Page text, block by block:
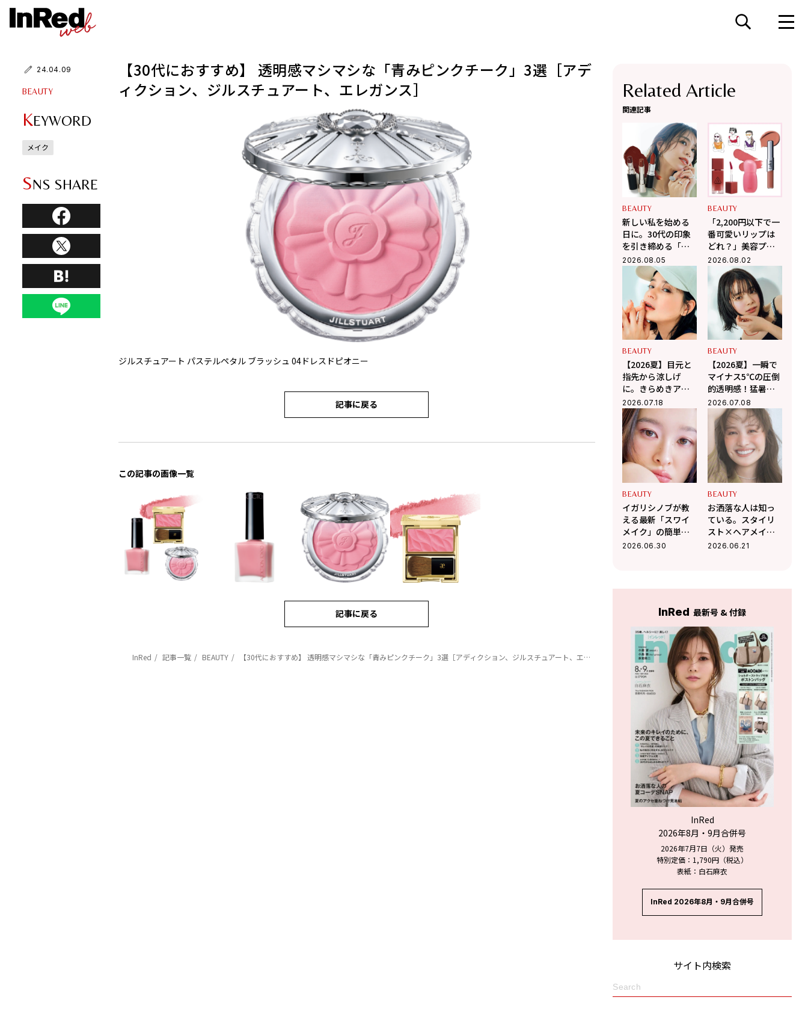
【30代におすすめ】 透明感マシマシな「青みピンクチーク」3選［アデ
ィクション、ジルスチュアート、エレガンス］
ジルスチュアート パステルペタル ブラッシュ 04ドレスドピオニー
記事に戻る
この記事の画像一覧
記事に戻る
InRed 記事一覧 BEAUTY 【30代におすすめ】 透明感マシマシな「青みピンクチーク」3選［アディクション、ジルスチュアート、エレガンス］
24.04.09
BEAUTY
KEYWORD
メイク
SNS SHARE
Related Article
関連記事
BEAUTY
新しい私を始める
日に。30代の印象
を引き締める「お
守りリップ」3選
2026.08.05
BEAUTY
「2,200円以下で一
番可愛いリップは
どれ？」美容プロ
がガチで選んだ
2026夏の韓国コス
メ3選
2026.08.02
BEAUTY
【2026夏】目元と
指先から涼しげ
に。きらめきアイ
シャドウ・ネイル
で作る「涼感メイ
ク」
2026.07.18
BEAUTY
【2026夏】一瞬で
マイナス5℃の圧倒
的透明感！猛暑に
負けない「涼感メ
イク」の作り方
2026.07.08
BEAUTY
イガリシノブが教
える最新「スワイ
メイク」の簡単
HOW TO！夏のア
2026.06.30
BEAUTY
お洒落な人は知っ
ている。スタイリ
スト×ヘアメイク
が本音で語る「服
2026.06.21
InRed 最新号 & 付録
InRed
2026年8月・9月合併号
2026年7月7日（火）発売
特別定価：1,790円（税込）
表紙：白石麻衣
InRed 2026年8月・9月合併号
サイト内検索